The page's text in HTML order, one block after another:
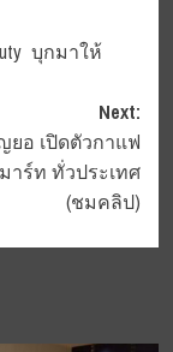
บุกมาให้
Next:
อ​ เปิดตัวกาแฟ
าร์ท ทั่วประเทศ
(ชมคลิป)